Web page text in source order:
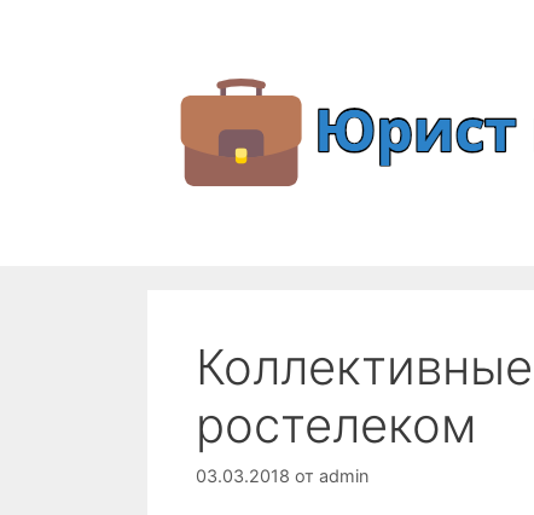
ростелеком
03.03.2018 от admin